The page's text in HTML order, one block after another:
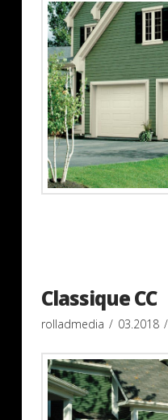
Classique CC
rolladmedia 03.2018